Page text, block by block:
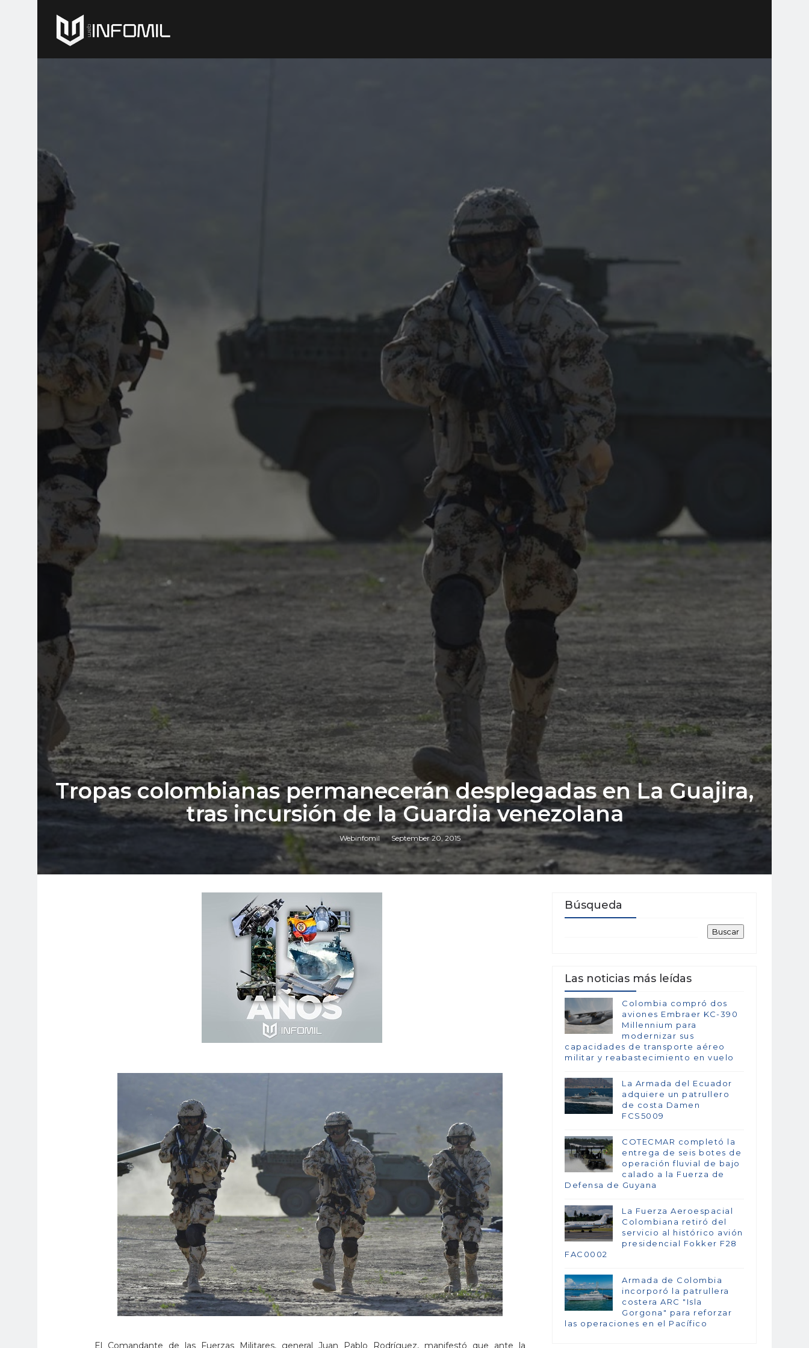
Tropas colombianas permanecerán desplegadas en La Guajira,
tras incursión de la Guardia venezolana
Webinfomil September 20, 2015
El Comandante de las Fuerzas Militares, general Juan Pablo Rodríguez, manifestó que ante la
Búsqueda
Las noticias más leídas
Colombia compró dos
aviones Embraer KC-390
Millennium para
modernizar sus
capacidades de transporte aéreo
militar y reabastecimiento en vuelo
La Armada del Ecuador
adquiere un patrullero
de costa Damen
FCS5009
COTECMAR completó la
entrega de seis botes de
operación fluvial de bajo
calado a la Fuerza de
Defensa de Guyana
La Fuerza Aeroespacial
Colombiana retiró del
servicio al histórico avión
presidencial Fokker F28
FAC0002
Armada de Colombia
incorporó la patrullera
costera ARC "Isla
Gorgona" para reforzar
las operaciones en el Pacífico